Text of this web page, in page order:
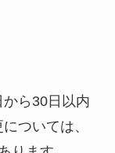
ら30日以内
ついては、